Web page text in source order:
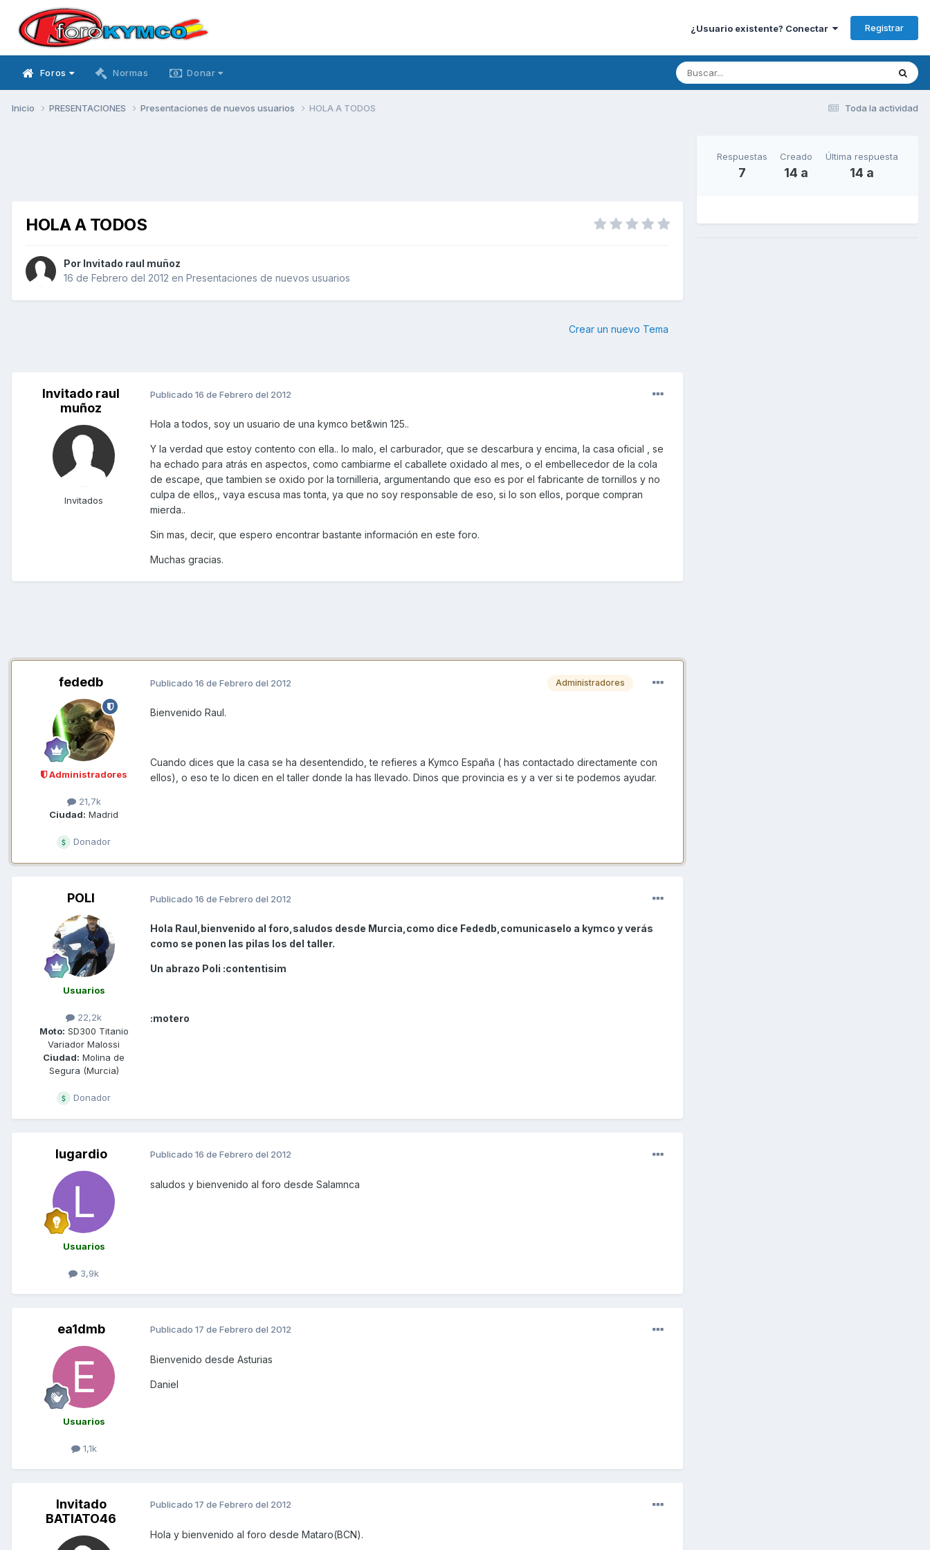
¿Usuario existente? Conectar Registrar
Foros Normas Donar
Toda la actividad
Inicio PRESENTACIONES Presentaciones de nuevos usuarios HOLA A TODOS
HOLA A TODOS
Por Invitado raul muñoz
16 de Febrero del 2012 en Presentaciones de nuevos usuarios
Crear un nuevo Tema
Invitado raul
muñoz
Invitados
Publicado 16 de Febrero del 2012
Hola a todos, soy un usuario de una kymco bet&win 125..
Y la verdad que estoy contento con ella.. lo malo, el carburador, que se descarbura y encima, la casa oficial , se
ha echado para atrás en aspectos, como cambiarme el caballete oxidado al mes, o el embellecedor de la cola
de escape, que tambien se oxido por la tornilleria, argumentando que eso es por el fabricante de tornillos y no
culpa de ellos,, vaya escusa mas tonta, ya que no soy responsable de eso, si lo son ellos, porque compran
mierda..
Sin mas, decir, que espero encontrar bastante información en este foro.
Muchas gracias.
fededb
Administradores
21,7k
Ciudad: Madrid
Donador
Administradores
Publicado 16 de Febrero del 2012
Bienvenido Raul.
Cuando dices que la casa se ha desentendido, te refieres a Kymco España ( has contactado directamente con
ellos), o eso te lo dicen en el taller donde la has llevado. Dinos que provincia es y a ver si te podemos ayudar.
POLI
Usuarios
22,2k
Moto: SD300 Titanio
Variador Malossi
Ciudad: Molina de
Segura (Murcia)
Donador
Publicado 16 de Febrero del 2012
Hola Raul,bienvenido al foro,saludos desde Murcia,como dice Fededb,comunicaselo a kymco y verás
como se ponen las pilas los del taller.
Un abrazo Poli :contentisim
:motero
lugardio
Usuarios
3,9k
Publicado 16 de Febrero del 2012
saludos y bienvenido al foro desde Salamnca
ea1dmb
Usuarios
1,1k
Publicado 17 de Febrero del 2012
Bienvenido desde Asturias
Daniel
Invitado
BATIATO46
Publicado 17 de Febrero del 2012
Hola y bienvenido al foro desde Mataro(BCN).
Respuestas
7
Creado
14 a
Última respuesta
14 a